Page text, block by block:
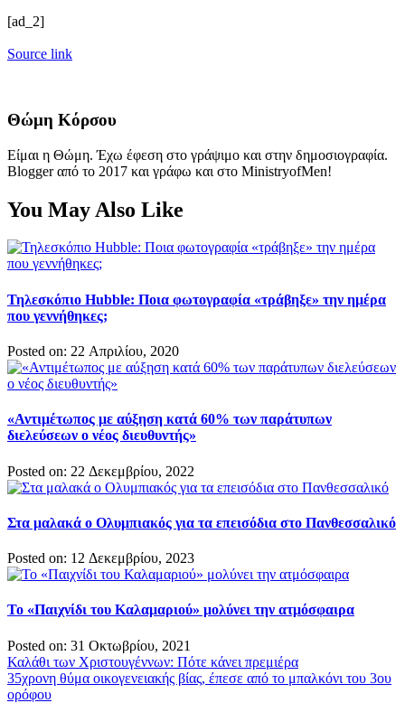
[ad_2]
Source link
Θώμη Κόρσου
Είμαι η Θώμη. Έχω έφεση στο γράψιμο και στην δημοσιογραφία.
Blogger από το 2017 και γράφω και στο MinistryofMen!
You May Also Like
Τηλεσκόπιο Hubble: Ποια φωτογραφία «τράβηξε» την ημέρα
που γεννήθηκες;
Posted on: 22 Απριλίου, 2020
«Αντιμέτωπος με αύξηση κατά 60% των παράτυπων
διελεύσεων ο νέος διευθυντής»
Posted on: 22 Δεκεμβρίου, 2022
Στα μαλακά ο Ολυμπιακός για τα επεισόδια στο Πανθεσσαλικό
Posted on: 12 Δεκεμβρίου, 2023
Το «Παιχνίδι του Καλαμαριού» μολύνει την ατμόσφαιρα
Posted on: 31 Οκτωβρίου, 2021
Πλοήγηση
άρθρων
Καλάθι των Χριστουγέννων: Πότε κάνει πρεμιέρα
35χρονη θύμα οικογενειακής βίας, έπεσε από το μπαλκόνι του 3ου
ορόφου